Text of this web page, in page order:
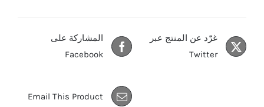
المشاركة على
Facebook
غرّد عن المنتج عبر
Twitter
Email This Product